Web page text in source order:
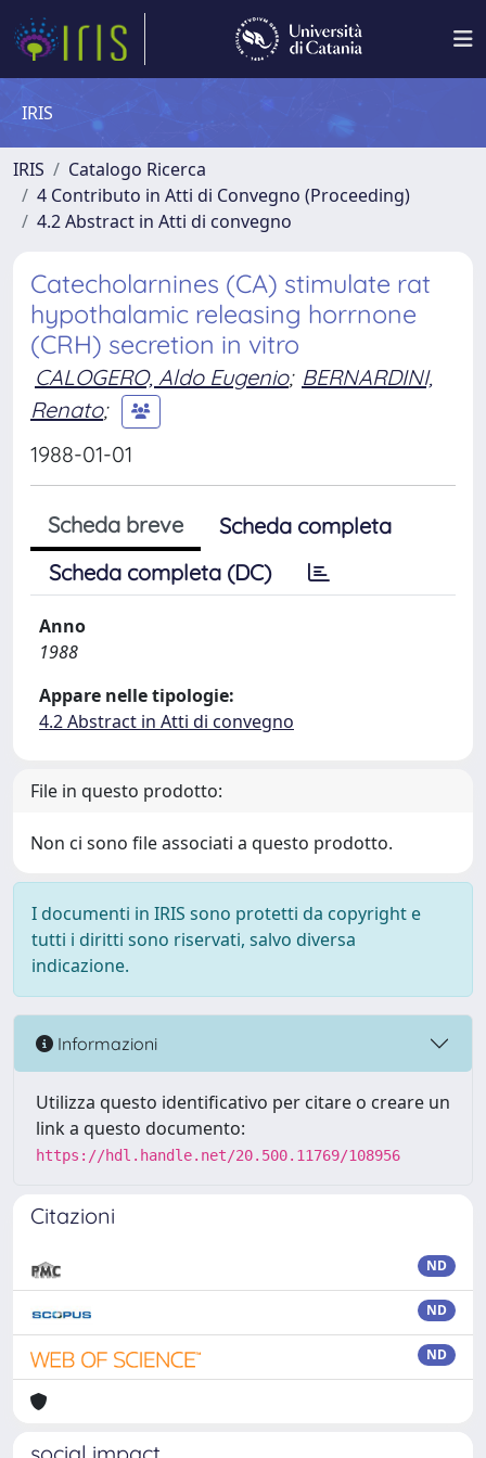
IRIS
IRIS
Catalogo Ricerca
4 Contributo in Atti di Convegno (Proceeding)
4.2 Abstract in Atti di convegno
Catecholarnines (CA) stimulate rat
hypothalamic releasing horrnone
(CRH) secretion in vitro
CALOGERO, Aldo Eugenio; BERNARDINI,
Renato;
1988-01-01
Scheda breve
Scheda completa
Scheda completa (DC)
Anno
1988
Appare nelle tipologie:
4.2 Abstract in Atti di convegno
File in questo prodotto:
Non ci sono file associati a questo prodotto.
I documenti in IRIS sono protetti da copyright e
tutti i diritti sono riservati, salvo diversa
indicazione.
Informazioni
Utilizza questo identificativo per citare o creare un
link a questo documento:
https://hdl.handle.net/20.500.11769/108956
Citazioni
ND
ND
ND